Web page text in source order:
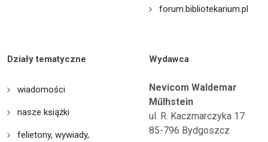
forum.bibliotekarium.pl
Działy tematyczne
wiadomości
nasze książki
felietony, wywiady,
Wydawca
Nevicom Waldemar
Műlhstein
ul. R. Kaczmarczyka 17
85-796 Bydgoszcz